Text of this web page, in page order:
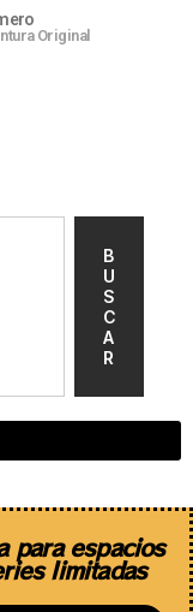
Original
B
U
S
C
A
R
para espacios
limitadas